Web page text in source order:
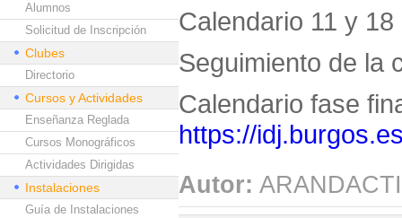
Alumnos
Solicitud de Inscripción
Clubes
Directorio
Cursos y Actividades
Enseñanza Reglada
Cursos Monográficos
Actividades Dirigidas
Instalaciones
Guía de Instalaciones
Calendario 11 y
Seguimiento de la
Calendario fase
https://
Autor: